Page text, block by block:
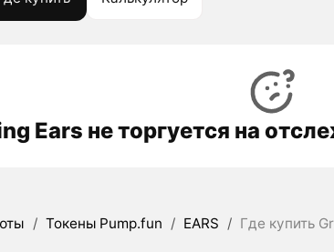
Ears не торгуется на
/ Токены Pump.fun / EARS / Где купить